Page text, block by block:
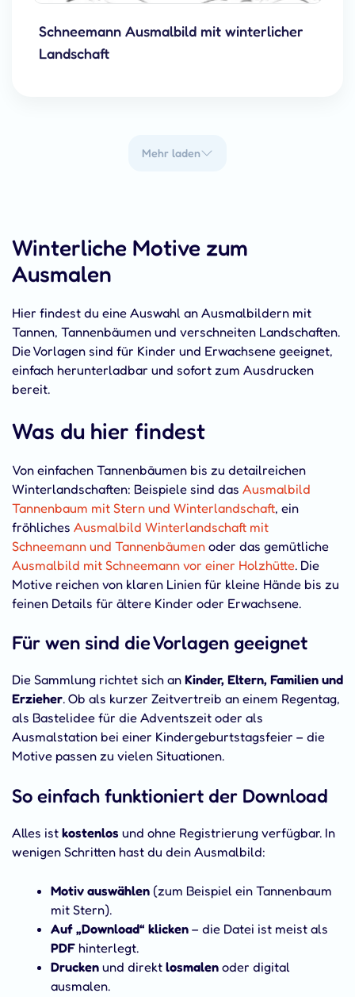
Schneemann Ausmalbild mit winterlicher
Landschaft
Mehr laden
Winterliche Motive zum
Ausmalen
Hier findest du eine Auswahl an Ausmalbildern mit
Tannen, Tannenbäumen und verschneiten Landschaften.
Die Vorlagen sind für Kinder und Erwachsene geeignet,
einfach herunterladbar und sofort zum Ausdrucken
bereit.
Was du hier findest
Von einfachen Tannenbäumen bis zu detailreichen
Winterlandschaften: Beispiele sind das Ausmalbild
Tannenbaum mit Stern und Winterlandschaft, ein
fröhliches Ausmalbild Winterlandschaft mit
Schneemann und Tannenbäumen oder das gemütliche
Ausmalbild mit Schneemann vor einer Holzhütte. Die
Motive reichen von klaren Linien für kleine Hände bis zu
feinen Details für ältere Kinder oder Erwachsene.
Für wen sind die Vorlagen geeignet
Die Sammlung richtet sich an Kinder, Eltern, Familien und
Erzieher. Ob als kurzer Zeitvertreib an einem Regentag,
als Bastelidee für die Adventszeit oder als
Ausmalstation bei einer Kindergeburtstagsfeier – die
Motive passen zu vielen Situationen.
So einfach funktioniert der Download
Alles ist kostenlos und ohne Registrierung verfügbar. In
wenigen Schritten hast du dein Ausmalbild:
Motiv auswählen (zum Beispiel ein Tannenbaum
mit Stern).
Auf „Download“ klicken – die Datei ist meist als
PDF hinterlegt.
Drucken und direktlosmalen oder digital
ausmalen.